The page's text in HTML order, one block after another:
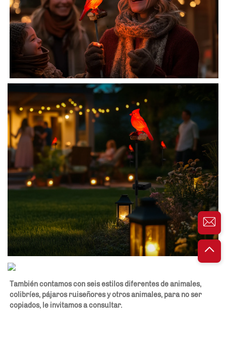
También contamos con seis estilos diferentes de animales,
colibríes, pájaros ruiseñores y otros animales, para no ser
copiados, le invitamos a consultar.